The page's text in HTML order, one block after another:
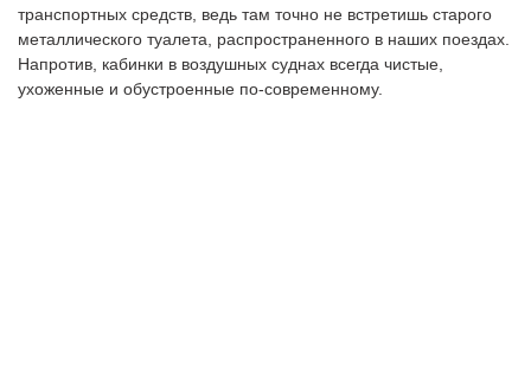
транспортных средств, ведь там точно не встретишь старого
металлического туалета, распространенного в наших поездах.
Напротив, кабинки в воздушных суднах всегда чистые,
ухоженные и обустроенные по-современному.